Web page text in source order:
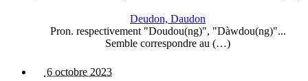
Deudon, Daudon
Pron. respectivement "Doudou(ng)", "Dàwdou(ng)"...
Semble correspondre au (…)
6 octobre 2023